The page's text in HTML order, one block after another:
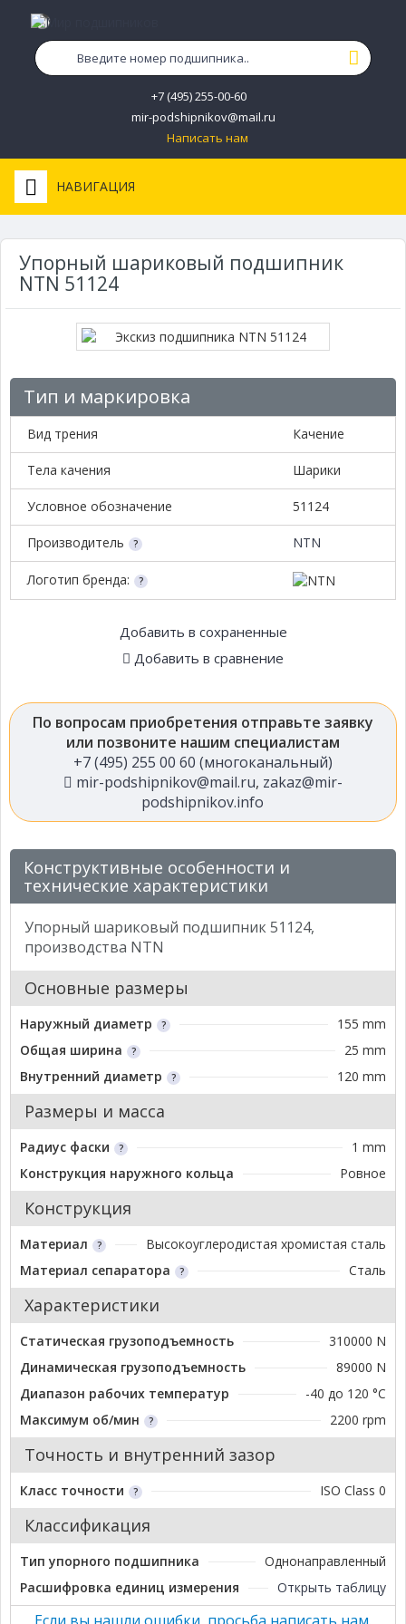
+7 (495) 255-00-60
mir-podshipnikov@mail.ru
Написать нам
НАВИГАЦИЯ
Упорный шариковый подшипник
NTN 51124
Тип и маркировка
Вид трения Качение
Тела качения Шарики
Условное обозначение 51124
Производитель NTN
Логотип бренда:
Добавить в сохраненные
Добавить в сравнение
По вопросам приобретения отправьте заявку
или позвоните нашим специалистам
+7 (495) 255 00 60 (многоканальный)
mir-podshipnikov@mail.ru, zakaz@mir-
podshipnikov.info
Конструктивные особенности и
технические характеристики
Упорный шариковый подшипник 51124,
производства NTN
Основные размеры
Наружный диаметр
155 mm
Общая ширина
25 mm
Внутренний диаметр
120 mm
Размеры и масса
Радиус фаски
1 mm
Конструкция наружного кольца
Ровное
Конструкция
Материал
Высокоуглеродистая хромистая сталь
Материал сепаратора
Сталь
Характеристики
Статическая грузоподъемность
310000 N
Динамическая грузоподъемность
89000 N
Диапазон рабочих температур
-40 до 120 °C
Максимум об/мин
2200 rpm
Точность и внутренний зазор
Класс точности ISO Class 0
Классификация
Тип упорного подшипника
Однонаправленный
Расшифровка единиц измерения
Открыть таблицу